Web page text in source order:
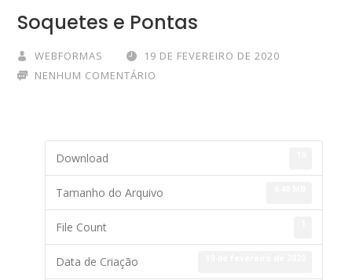
Soquetes e Pontas
WEBFORMAS
19 DE FEVEREIRO DE 2020
NENHUM COMENTÁRIO
Download
Tamanho do Arquivo
File Count
Data de Criação